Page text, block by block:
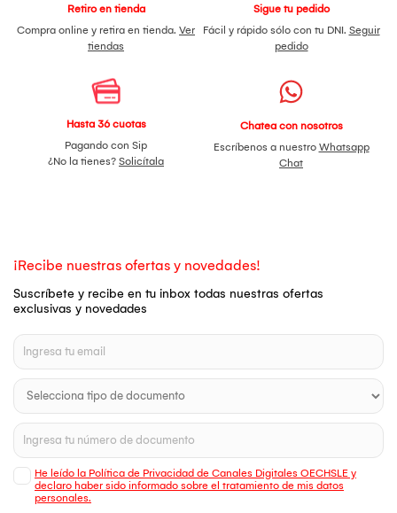
Retiro en tienda
Compra online y retira en tienda. Ver
tiendas
Sigue tu pedido
Fácil y rápido sólo con tu DNI. Seguir
pedido
Hasta 36 cuotas
Pagando con Sip
¿No la tienes? Solicítala
Chatea con nosotros
Escríbenos a nuestro Whatsapp
Chat
¡Recibe nuestras ofertas y novedades!
Suscríbete y recibe en tu inbox todas nuestras ofertas
exclusivas y novedades
He leído la Política de Privacidad de Canales Digitales OECHSLE y
declaro haber sido informado sobre el tratamiento de mis datos
personales.